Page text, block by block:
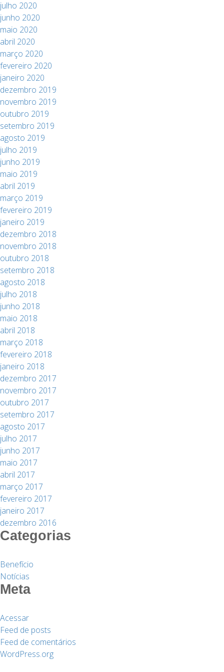
julho 2020
junho 2020
maio 2020
abril 2020
março 2020
fevereiro 2020
janeiro 2020
dezembro 2019
novembro 2019
outubro 2019
setembro 2019
agosto 2019
julho 2019
junho 2019
maio 2019
abril 2019
março 2019
fevereiro 2019
janeiro 2019
dezembro 2018
novembro 2018
outubro 2018
setembro 2018
agosto 2018
julho 2018
junho 2018
maio 2018
abril 2018
março 2018
fevereiro 2018
janeiro 2018
dezembro 2017
novembro 2017
outubro 2017
setembro 2017
agosto 2017
julho 2017
junho 2017
maio 2017
abril 2017
março 2017
fevereiro 2017
janeiro 2017
dezembro 2016
Categorias
Benefício
Notícias
Meta
Acessar
Feed de posts
Feed de comentários
WordPress.org